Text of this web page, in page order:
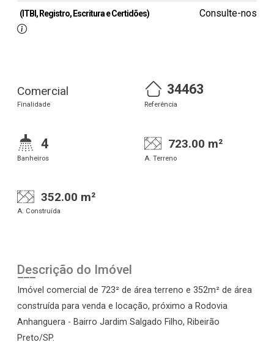
(ITBI, Registro, Escritura e Certidões) Consulte-nos
Comercial
Finalidade
34463
Referência
4
Banheiros
723.00 m²
A. Terreno
352.00 m²
A. Construída
Descrição do Imóvel
Imóvel comercial de 723² de área terreno e 352m² de área
construída para venda e locação, próximo a Rodovia
Anhanguera - Bairro Jardim Salgado Filho, Ribeirão
Preto/SP.